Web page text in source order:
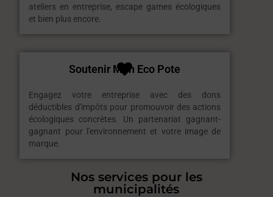
ateliers en entreprise, escape games écologiques
et bien plus encore.
Soutenir Mon Eco Pote
Engagez votre entreprise avec des dons
déductibles d'impôts pour promouvoir des actions
écologiques concrètes. Un partenariat gagnant-
gagnant pour l'environnement et votre image de
marque.
Nos services pour les
municipalités